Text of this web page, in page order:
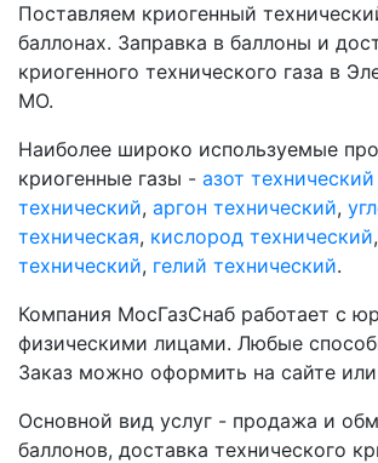
Поставляем криогенный
баллонах. Заправка в баллоны и
криогенного технического газа в
МО.
Наиболее широко используемые
криогенные газы - азот технический
технический, аргон технический,
техническая, кислород технический,
технический, гелий технический.
Компания МосГазСнаб работает с
физическими лицами. Любые
Заказ можно оформить на сайте
Основной вид услуг - продажа и
баллонов, доставка технического